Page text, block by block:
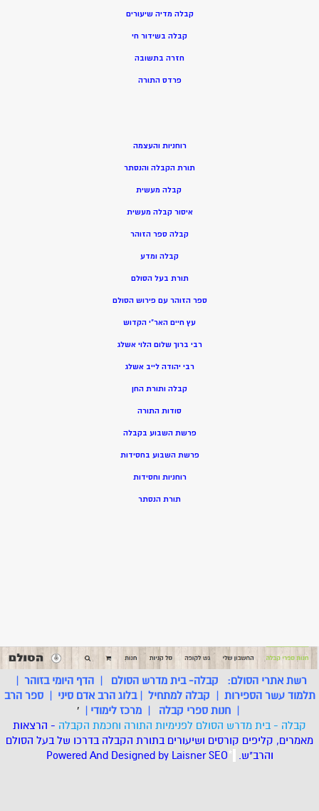
קבלה מדיה שיעורים
קבלה בשידור חי
חזרה בתשובה
פרדס התורה
רוחניות והעצמה
תורת הקבלה והנסתר
קבלה מעשית
איסור קבלה מעשית
קבלה ספר הזוהר
קבלה ומדע
תורת בעל הסולם
ספר הזוהר עם פירוש הסולם
עץ חיים האר”י הקדוש
רבי ברוך שלום הלוי אשלג
רבי יהודה לייב אשלג
קבלה ותורת החן
סודות התורה
פרשת השבוע בקבלה
פרשת השבוע בחסידות
רוחניות וחסידות
תורת הנסתר
רשת אתרי הסולם: קבלה- בית מדרש הסולם |הדף היומי בזוהר
תלמוד עשר הספירות
קבלה למתחיל |בלוג הרב אדם סיני |ספר הרב
חנות ספרי קבלה מרכז לימודי
'
קבלה - בית מדרש הסולם לפנימיות התורה וחכמת הקבלה - הרצאות
מאמרים, קליפים קורסים ושיעורים בתורת הקבלה בדרכו של בעל הסולם
והרב"ש. *
Powered And Designed by LaisnerSEO